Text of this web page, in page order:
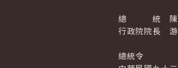
總 統 陳
行政院院長
總統令